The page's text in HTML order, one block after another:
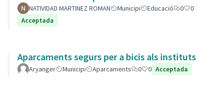
NATIVIDAD MARTINEZ ROMAN Municipi Educació 0
0
Acceptada
Aparcaments segurs per a bicis als instituts
Aryanger Municipi Aparcaments 0 0 Acceptada